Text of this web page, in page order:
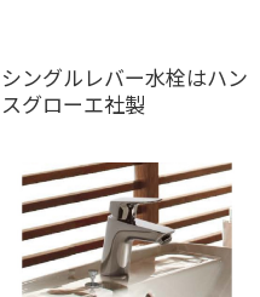
シングルレバー水栓はハン
スグローエ社製